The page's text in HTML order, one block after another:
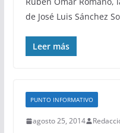
de José Luis Sánchez
Leer más
PUNTO INFORMATIVO
agosto 25, 2014